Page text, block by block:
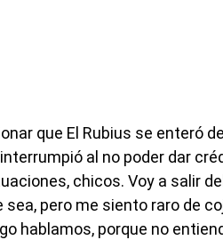
que El Rubius se enteró
al no poder dar
chicos. Voy a salir
sea, pero me siento raro de
hablamos, porque no